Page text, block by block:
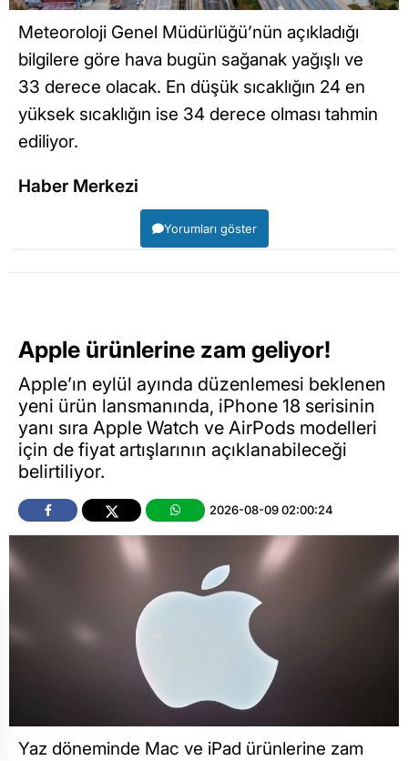
Meteoroloji Genel Müdürlüğü’nün açıkladığı
bilgilere göre hava bugün sağanak yağışlı ve
33 derece olacak. En düşük sıcaklığın 24 en
yüksek sıcaklığın ise 34 derece olması tahmin
ediliyor.
Haber Merkezi
Yorumları göster
Apple ürünlerine zam geliyor!
Apple’ın eylül ayında düzenlemesi beklenen
yeni ürün lansmanında, iPhone 18 serisinin
yanı sıra Apple Watch ve AirPods modelleri
için de fiyat artışlarının açıklanabileceği
belirtiliyor.
2026-08-09 02:00:24
Yaz döneminde Mac ve iPad ürünlerine zam